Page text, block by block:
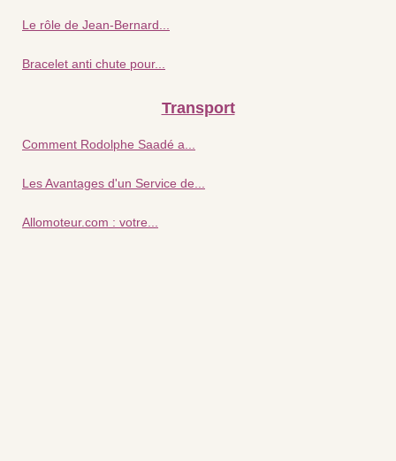
Le rôle de Jean-Bernard...
Bracelet anti chute pour...
Transport
Comment Rodolphe Saadé a...
Les Avantages d'un Service de...
Allomoteur.com : votre...